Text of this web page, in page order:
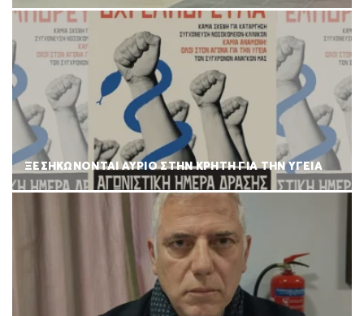
ΞΕΣΗΚΩΝΟΝΤΑΙ ΑΥΡΙΟ ΣΤΗΝ ΚΡΗΤΗ ΓΙΑ ΤΗΝ ΥΓΕΙΑ